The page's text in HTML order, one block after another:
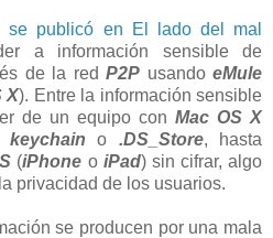
se publicó en El lado del mal
a información sensible de
de la redP2P usandoeMule
X). Entre la información sensible
de un equipo con Mac OS X
keychain o .DS_Store, hasta
(iPhone o iPad) sin cifrar, algo
privacidad de los usuarios.
se producen por una mala